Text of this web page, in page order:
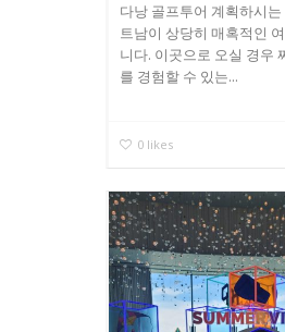
다낭 골프투어 계획하시
트남이 상당히 매혹적인
니다. 이곳으로 오실 경우
를 경험할 수 있는...
0 likes